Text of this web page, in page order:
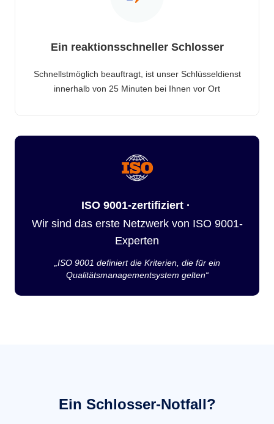
Ein reaktionsschneller Schlosser
Schnellstmöglich beauftragt, ist unser Schlüsseldienst
innerhalb von 25 Minuten bei Ihnen vor Ort
ISO 9001-zertifiziert ·
Wir sind das erste Netzwerk von ISO 9001-
Experten
„ISO 9001 definiert die Kriterien, die für ein
Qualitätsmanagementsystem gelten“
Ein Schlosser-Notfall?